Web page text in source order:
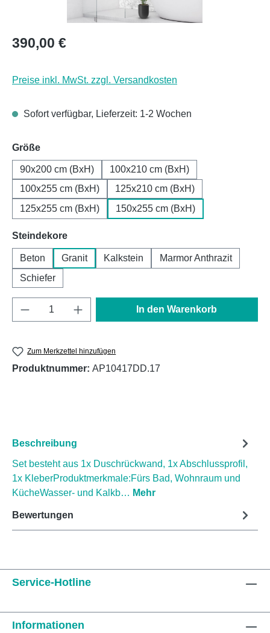
Regulärer Preis:
390,00 €
Preise inkl. MwSt. zzgl. Versandkosten
Sofort verfügbar, Lieferzeit: 1-2 Wochen
Größeauswählen
90x200 cm (BxH)
100x210 cm (BxH)
100x255 cm (BxH)
125x210 cm (BxH)
125x255 cm (BxH)
150x255 cm (BxH)
Steindekoreauswählen
Beton Granit Kalkstein
Marmor Anthrazit
Schiefer
Produkt Anzahl: Gib den gewünschten
In den Warenkorb
Zum Merkzettel hinzufügen
Produktnummer: AP10417DD.17
Beschreibung
Set besteht aus 1x Duschrückwand, 1x Abschlussprofil,
1x KleberProduktmerkmale:Fürs Bad, Wohnraum und
KücheWasser- und Kalkb… Mehr
Bewertungen
Service-Hotline
Informationen